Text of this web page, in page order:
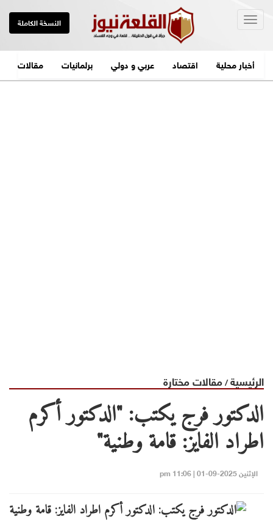
النسخة الكاملة
أخبار محلية اقتصاد عربي و دولي برلمانيات مقالات
الرئيسية/مقالات مختارة
الدكتور فرج يكتب: "الدكتور أكرم
اطراد الفايز: قامة وطنية"
الإثنين 2025-09-01 | 11:06 pm